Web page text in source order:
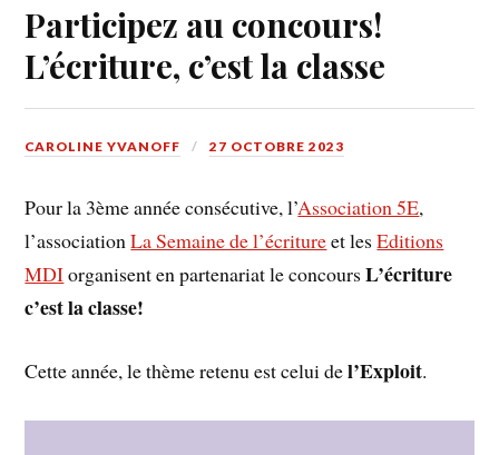
Participez au concours!
L’écriture, c’est la classe
CAROLINE YVANOFF 27 OCTOBRE 2023
Pour la 3ème année consécutive, l’Association 5E,
l’associationLa Semaine de l’écritureet lesEditions
MDIorganisent en partenariat le concoursL’écriture
c’est la classe!
Cette année, le thème retenu est celui del’Exploit.